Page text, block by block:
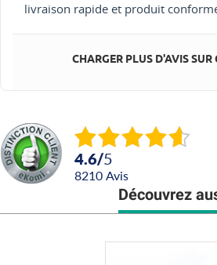
livraison rapide et produit
CHARGER PLUS D'AVIS SUR
4.6/5
8210 avis
Découvrez